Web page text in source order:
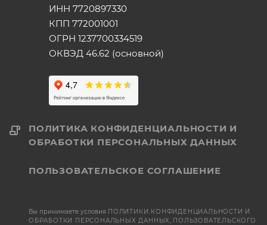
ИНН 7720897330
КПП 772001001
ОГРН 1237700334519
ОКВЭД 46.62 (основной)
ПОЛИТИКА КОНФИДЕНЦИАЛЬНОСТИ И
ОБРАБОТКИ ПЕРСОНАЛЬНЫХ ДАННЫХ
ПОЛЬЗОВАТЕЛЬСКОЕ СОГЛАШЕНИЕ
Вы принимаете условия ПОЛИТИКИ КОНФИДЕНЦИАЛЬНОСТИ И
ОБРАБОТКИ ПЕРСОНАЛЬНЫХ ДАННЫХ, ПОЛЬЗОВАТЕЛЬСКОГО